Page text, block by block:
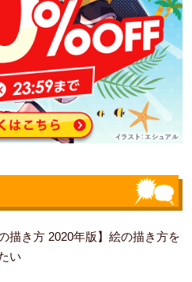
の描き方 2020年版】絵の描き方を
い